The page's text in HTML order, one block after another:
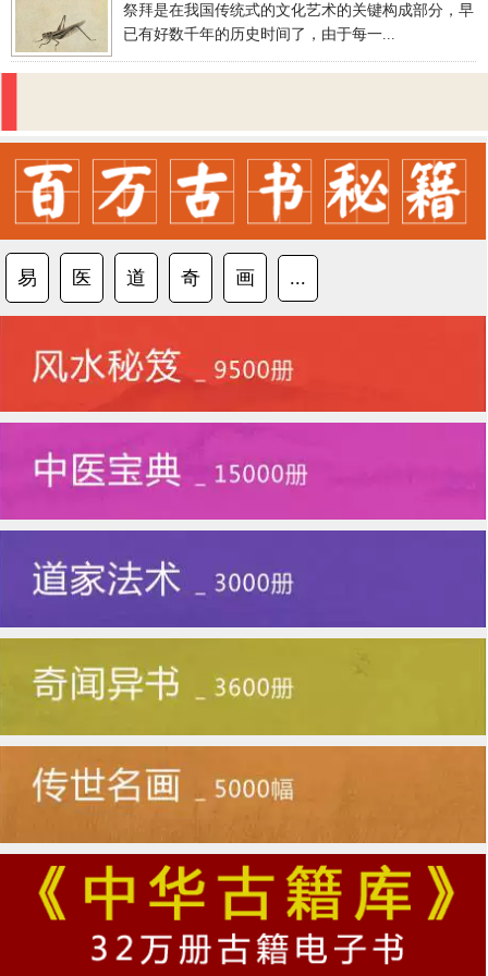
祭拜是在我国传统式的文化艺术的关键构成部分，早
已有好数千年的历史时间了，由于每一...
易 医 道 奇 画 ...